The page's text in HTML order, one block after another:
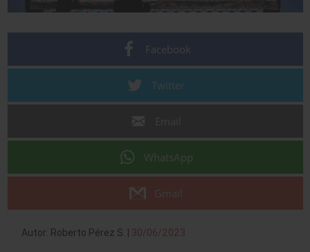
Facebook
Twitter
WhatsApp
Gmail
Autor: Roberto Pérez S. | 30/06/2023